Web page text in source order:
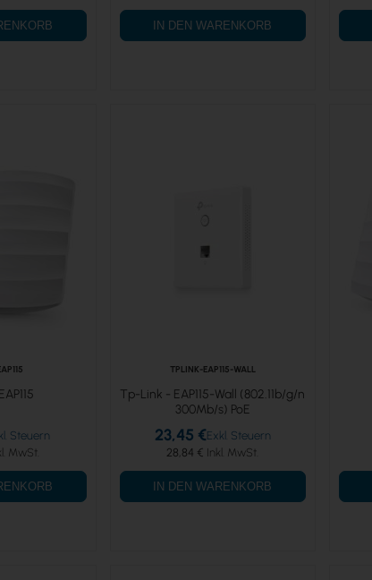
IN DEN WARENKORB
TPLINK-EAP115-WALL
Tp-Link - EAP115-Wall (802.11b/g/n
300Mb/s) PoE
28,84 €
23,45 €
IN DEN WARENKORB